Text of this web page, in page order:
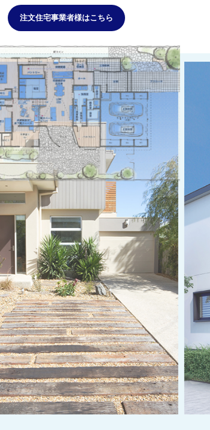
注文住宅事業者様はこちら